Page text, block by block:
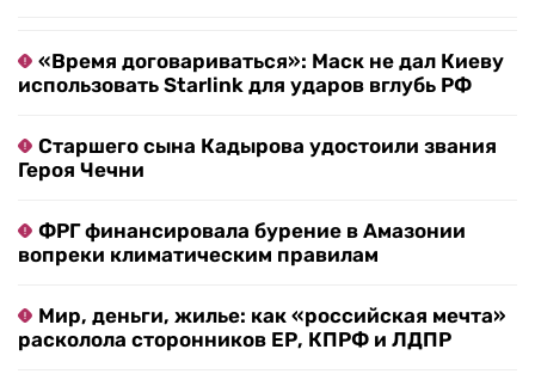
«Время договариваться»: Маск не дал Киеву
использовать Starlink для ударов вглубь РФ
Старшего сына Кадырова удостоили звания
Героя Чечни
ФРГ финансировала бурение в Амазонии
вопреки климатическим правилам
Мир, деньги, жилье: как «российская мечта»
расколола сторонников ЕР, КПРФ и ЛДПР